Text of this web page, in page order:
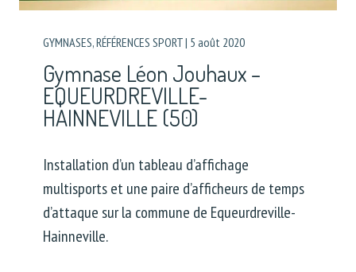
GYMNASES,RÉFÉRENCES SPORT| 5 août 2020
Gymnase Léon Jouhaux –
EQUEURDREVILLE-
HAINNEVILLE (50)
Installation d’un tableau d’affichage
multisports et une paire d’afficheurs de temps
d’attaque sur la commune de Equeurdreville-
Hainneville.